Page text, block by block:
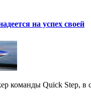
на успех своей
команды Quick Step, в